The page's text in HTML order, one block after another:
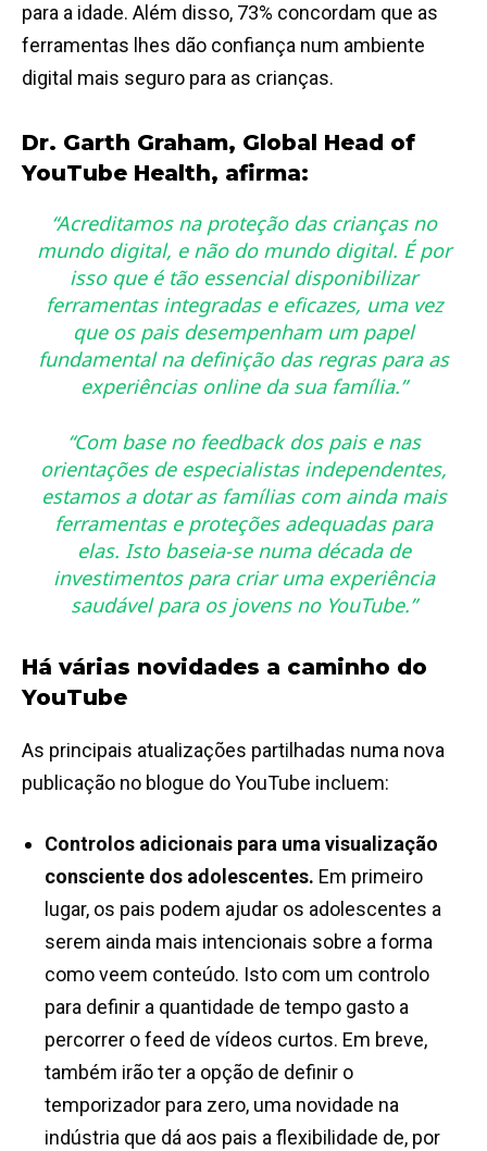
para a idade. Além disso, 73% concordam que as
ferramentas lhes dão confiança num ambiente
digital mais seguro para as crianças.
Dr. Garth Graham, Global Head of
YouTube Health, afirma:
“Acreditamos na proteção das crianças no
mundo digital, e não domundo digital. É por
isso que é tão essencial disponibilizar
ferramentas integradas e eficazes, uma vez
que os pais desempenham um papel
fundamental na definição das regras para as
experiências online da sua família.”
“Com base nofeedbackdos pais e nas
orientações de especialistas independentes,
estamos a dotar as famílias com ainda mais
ferramentas e proteções adequadas para
elas. Isto baseia-se numa década de
investimentos para criar uma experiência
saudável para os jovens no YouTube.”
Há várias novidades a caminho do
YouTube
As principais atualizações partilhadas numa nova
publicação no blogue do YouTube incluem:
Controlos adicionais para uma visualização
consciente dos adolescentes. Em primeiro
lugar, os pais podem ajudar os adolescentes a
serem ainda mais intencionais sobre a forma
como veem conteúdo. Isto com um controlo
para definir a quantidade de tempo gasto a
percorrer o feed de vídeos curtos. Em breve,
também irão ter a opção de definir o
temporizador para zero, uma novidade na
indústria que dá aos pais a flexibilidade de, por